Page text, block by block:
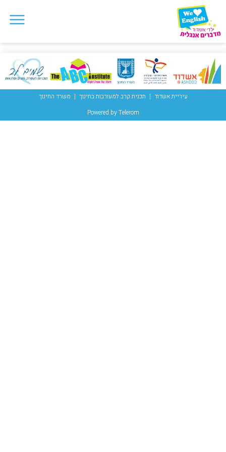
עיריית אשדוד תכנית קרב למעורבות בחינוך
משרד החינוך
Powered by Telerom